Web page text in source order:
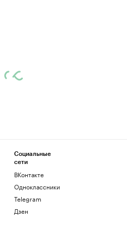
Социальные
сети
ВКонтакте
Одноклассники
Telegram
Дзен